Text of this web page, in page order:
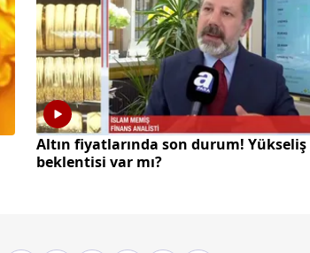
Altın fiyatlarında son durum! Yükseliş
beklentisi var mı?